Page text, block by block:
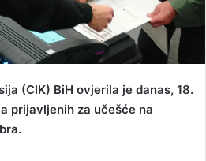
(CIK) BiH ovjerila je danas, 18.
prijavljenih za učešće na